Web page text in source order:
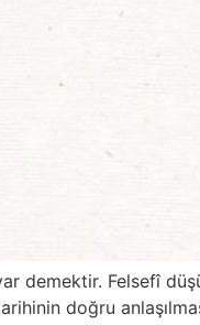
demektir. Felsefî
doğru